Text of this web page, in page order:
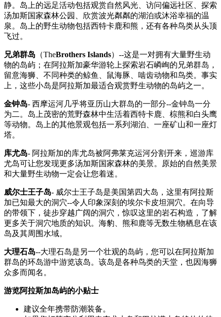
静。岛上的远足活动包括观赏自然风光、访问偏远社区、探索
汤加斯国家森林公园、欣赏波光粼粼的湖泊或沐浴幸福的温
泉。岛上的野生动物包括西特卡鹿和熊，还有各种鸟类从头顶
飞过。
兄弟群岛 （TheBrothers Islands）--这是一对拥有大量野生动
物的岛屿；在阿拉斯加豪华游轮上探索岩石嶙峋的兄弟群岛，
留意海狮、不同种类的鲸鱼、鼠海豚、啮齿动物和鸟类。事实
上，这些小岛是阿拉斯加最适合观赏野生动物的岛屿之一。
金钟岛- 西摩运河几乎将亚历山大群岛的一部分--金钟岛一分
为二。岛上茂密的荒野森林中生活着西特卡鹿、棕熊和白头鹰
等动物。岛上的其他景观包括一系列湖泊、一座矿山和一座灯
塔。
库尤岛- 阿拉斯加的库尤岛被阿弗莱克运河分割开来，巡游库
尤岛可让您发现更多汤加斯国家森林的美景。原始的自然美景
和大量野生动物一定会让您着迷。
威尔士王子岛- 威尔士王子岛是美国第四大岛，这里有阿拉斯
加已知最大的洞穴--令人印象深刻的埃尔卡皮坦洞穴。在向导
的带领下，徒步穿越广阔的洞穴，惊叹这里的岩石构造，了解
更多关于洞穴地质的知识。海豹、熊和鹿等无数生物栖息在该
岛及其周围水域。
大理石岛--大理石岛是另一个壮观的岛屿，您可以在阿拉斯加
群岛的环岛游中游览该岛。该岛是各种鸟类的天堂，也因海狮
众多而闻名。
游览阿拉斯加岛屿的小贴士
建议全年携带防潮装备。